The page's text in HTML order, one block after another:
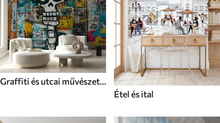
Graffiti és utcai művészet
Étel és ital